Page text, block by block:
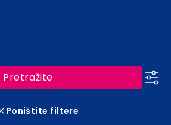
Pretražite
Poništite filtere